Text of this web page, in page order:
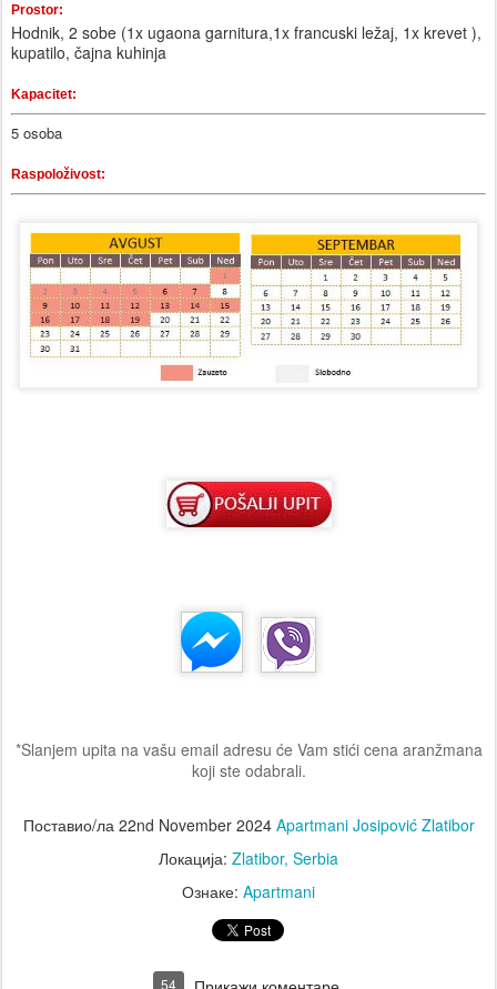
Prostor:
Hodnik, 2 sobe (1x ugaona garnitura,1x francuski ležaj, 1x krevet ),
kupatilo, čajna kuhinja
Kapacitet:
5 osoba
Raspoloživost:
*Slanjem upita na vašu email adresu će Vam stići cena aranžmana
koji ste odabrali.
Поставио/ла 22nd November 2024 Apartmani Josipović Zlatibor
Локација: Zlatibor, Serbia
Ознаке: Apartmani
54